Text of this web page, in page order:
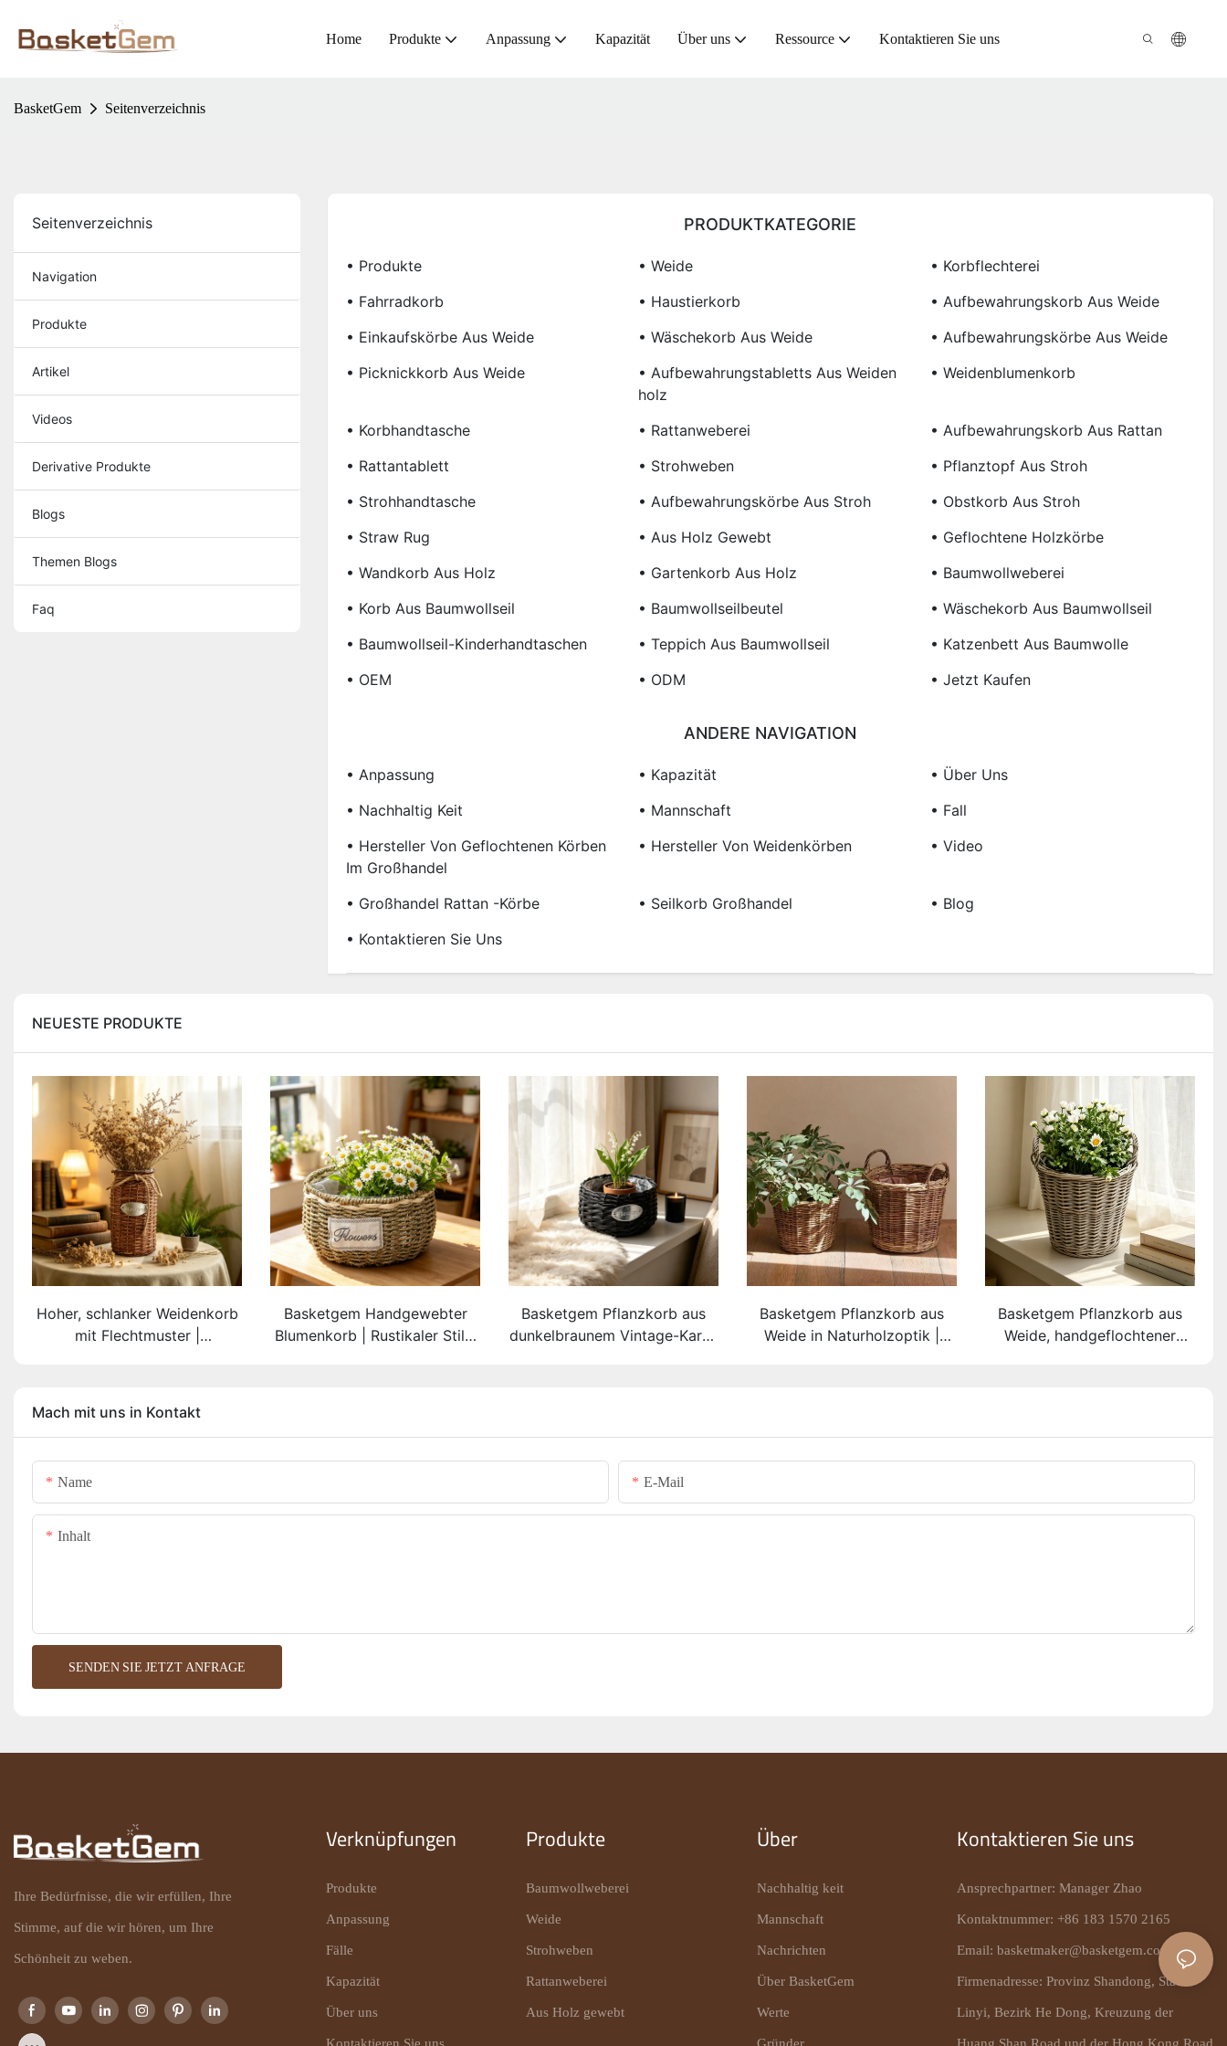
Home Produkte Anpassung Kapazität Über uns Ressource Kontaktieren Sie uns
BasketGem Seitenverzeichnis
Seitenverzeichnis
Navigation
Produkte
Artikel
Videos
Derivative Produkte
Blogs
Themen Blogs
Faq
PRODUKTKATEGORIE
• Produkte • Weide
• Korbflechterei
• Fahrradkorb
• Haustierkorb
• Aufbewahrungskorb Aus Weide
• Einkaufskörbe Aus Weide
• Wäschekorb Aus Weide
• Aufbewahrungskörbe Aus Weide
• Picknickkorb Aus Weide
• Aufbewahrungstabletts Aus Weiden
Holz
• Weidenblumenkorb
• Korbhandtasche • Rattanweberei
• Aufbewahrungskorb Aus Rattan
• Rattantablett
• Strohweben
• Pflanztopf Aus Stroh
• Strohhandtasche
• Aufbewahrungskörbe Aus Stroh
• Obstkorb Aus Stroh
• Straw Rug
• Aus Holz Gewebt
• Geflochtene Holzkörbe
• Wandkorb Aus Holz
• Gartenkorb Aus Holz
• Baumwollweberei
• Korb Aus Baumwollseil
• Baumwollseilbeutel
• Wäschekorb Aus Baumwollseil
• Baumwollseil-Kinderhandtaschen
• Teppich Aus Baumwollseil
• Katzenbett Aus Baumwolle
• OEM
• ODM • Jetzt Kaufen
ANDERE NAVIGATION
• Anpassung • Kapazität
• Über Uns
• Nachhaltig Keit
• Mannschaft
• Fall
• Hersteller Von Geflochtenen Körben
Im Großhandel
• Hersteller Von Weidenkörben • Video
• Großhandel Rattan -Körbe • Seilkorb Großhandel
• Blog
• Kontaktieren Sie Uns
NEUESTE PRODUKTE
Hoher, schlanker Weidenkorb
mit Flechtmuster |
Namensschild erhältlich)
Basketgem Handgewebter
Blumenkorb | Rustikaler Stil –
Basketgem Pflanzkorb aus
dunkelbraunem Vintage-Karo-
Basketgem Pflanzkorb aus
Weide in Naturholzoptik |
Basketgem Pflanzkorb aus
Weide, handgeflochtener
Mach mit uns in Kontakt
Name E-Mail
Inhalt
SENDEN SIE JETZT ANFRAGE
Ihre Bedürfnisse, die wir erfüllen, Ihre
Stimme, auf die wir hören, um Ihre
Schönheit zu weben.
Verknüpfungen
Produkte
Anpassung
Fälle
Kapazität
Über uns
Produkte
Baumwollweberei
Weide
Strohweben
Rattanweberei
Aus Holz gewebt
Über
Nachhaltig keit
Mannschaft
Nachrichten
Über BasketGem
Werte
Kontaktieren Sie uns
Ansprechpartner: Manager Zhao
Kontaktnummer: +86 183 1570 2165
Email: basketmaker@basketgem.com
Firmenadresse: Provinz Shandong, Stadt
Linyi, Bezirk He Dong, Kreuzung der